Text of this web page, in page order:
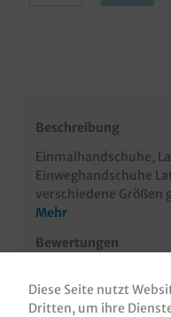
Beschreibung
Einmalhandschuhe,
Einweghandschuhe
verschiedene Größen
Mehr
Bewertungen
Diese Seite nutzt
Dritten, um ihre